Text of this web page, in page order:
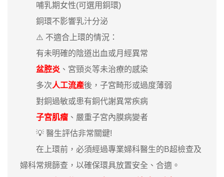
哺乳期女性(可選用銅環)
銅環不影響乳汁分泌
⚠️ 不適合上環的情況：
有未明確的陰道出血或月經異常
盆腔炎 、宮頸炎等未治療的感染
多次人工流產後，子宮畸形或過度薄弱
對銅過敏或患有銅代謝異常疾病
子宮肌瘤 、嚴重子宮內膜病變者
💡 醫生評估非常關鍵!
在上環前，必須經過專業婦科醫生的B超檢查及
婦科常規篩查，以確保環具放置安全、合適。